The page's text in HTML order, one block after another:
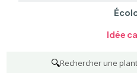
Idée
🔍Rechercher une